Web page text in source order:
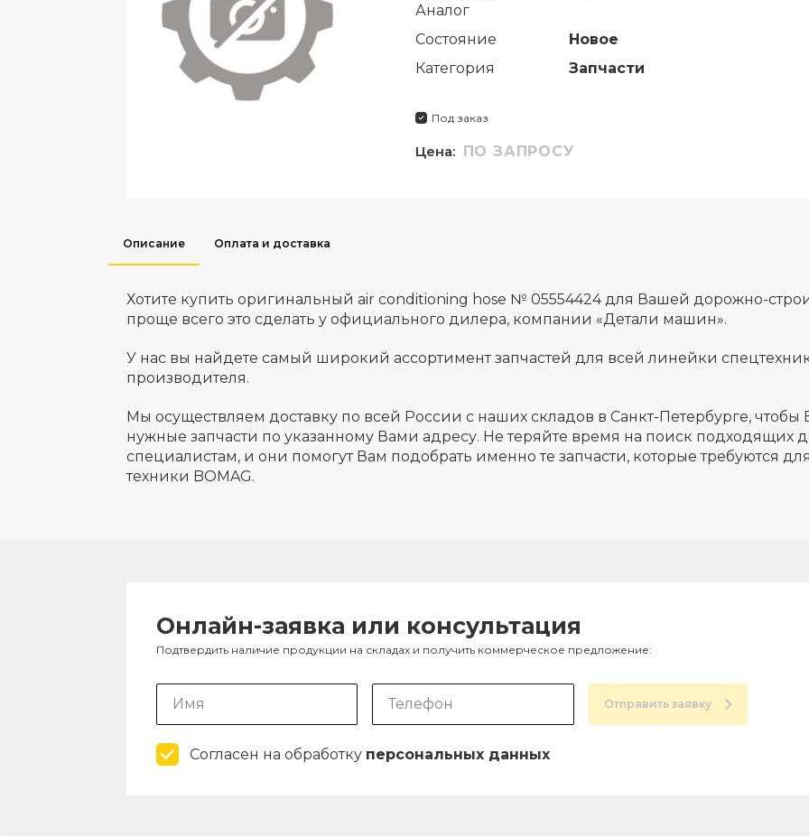
Аналог
Состояние
Новое
Категория
Запчасти
Под заказ
Цена: ПО ЗАПРОСУ
Описание Оплата и доставка
Хотите купить оригинальный air conditioning hose № 05554424 для Вашей дорожно-
проще всего это сделать у официального дилера, компании «Детали машин».
У нас вы найдете самый широкий ассортимент запчастей для всей линейки
производителя.
Мы осуществляем доставку по всей России с наших складов в Санкт-Петербурге, чтобы
нужные запчасти по указанному Вами адресу. Не теряйте время на поиск подходящих
специалистам, и они помогут Вам подобрать именно те запчасти, которые требуются
техники BOMAG.
Онлайн-заявка или консультация
Подтвердить наличие продукции на складах и получить коммерческое предложение:
Отправить заявку
Согласен на обработку персональных данных